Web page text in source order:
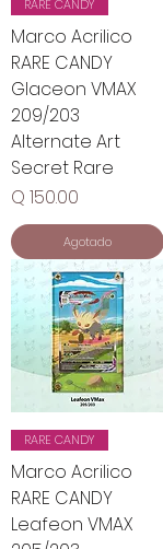
RARE CANDY
Marco Acrilico
RARE CANDY
Glaceon VMAX
209/203
Alternate Art
Secret Rare
Precio
Q 150.00
Agotado
RARE CANDY
Marco Acrilico
RARE CANDY
Leafeon VMAX